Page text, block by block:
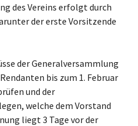
des Vereins erfolgt durch
der erste Vorsitzende
der Generalversammlung
bis zum 1. Februar
und der
welche dem Vorstand
liegt 3 Tage vor der